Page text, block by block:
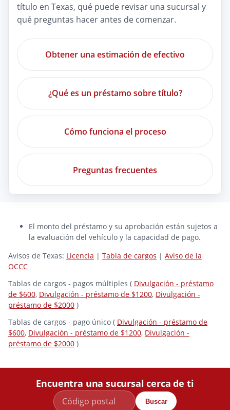
título en Texas, qué puede revisar una sucursal y
qué preguntas hacer antes de comenzar.
Obtener una estimación de efectivo
¿Qué es un préstamo sobre título?
Cómo funciona el proceso
Preguntas frecuentes
El monto del préstamo y su aprobación están sujetos a
la evaluación del vehículo y la capacidad de pago.
Avisos de Texas: Licencia | Tabla de cargos | Aviso de la
OCCC
Tablas de cargos - pagos múltiples ( Divulgación - préstamo
de $600, Divulgación - préstamo de $1200, Divulgación -
préstamo de $2000 )
Tablas de cargos - pago único ( Divulgación - préstamo de
$600, Divulgación - préstamo de $1200, Divulgación -
préstamo de $2000 )
Encuentra una sucursal cerca de ti
Buscar